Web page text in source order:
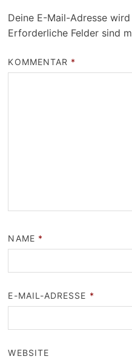
Deine E-Mail-Adresse
Erforderliche Felder sind
KOMMENTAR *
NAME *
E-MAIL-ADRESSE *
WEBSITE